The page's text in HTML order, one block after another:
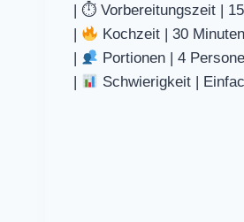
| ⏱ Vorbereitungszeit |
|
Kochzeit | 30
|
Portionen | 4
|
Schwierigkeit |